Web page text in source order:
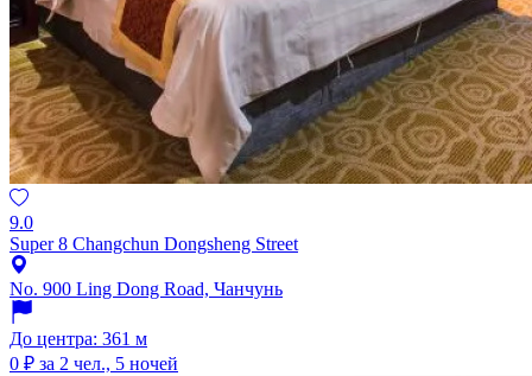
9.0
Super 8 Changchun Dongsheng Street
No. 900 Ling Dong Road, Чанчунь
До центра: 361 м
0 ₽ за 2 чел., 5 ночей